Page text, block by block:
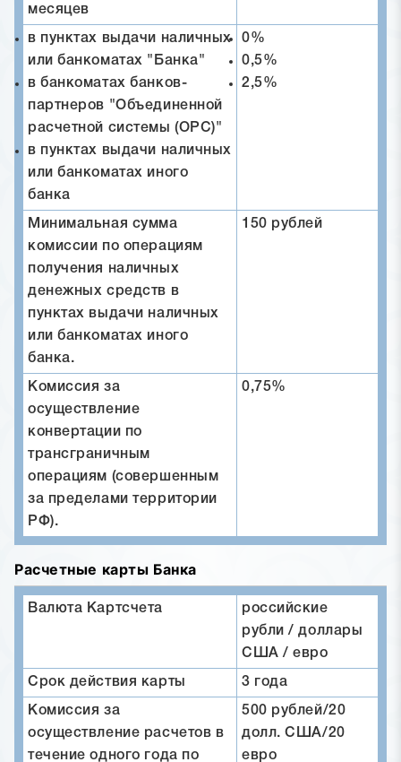
месяцев
в пунктах выдачи наличных
или банкоматах "Банка"
в банкоматах банков-
партнеров "Объединенной
расчетной системы (ОРС)"
в пунктах выдачи наличных
или банкоматах иного
банка
0%
0,5%
2,5%
Минимальная сумма
комиссии по операциям
получения наличных
денежных средств в
пунктах выдачи наличных
или банкоматах иного
банка.
150 рублей
Комиссия за
осуществление
конвертации по
трансграничным
операциям (совершенным
за пределами территории
РФ).
0,75%
Расчетные карты Банка
Валюта Картсчета
российские
рубли / доллары
США / евро
Срок действия карты 3 года
Комиссия за
осуществление расчетов в
течение одного года по
500 рублей/20
долл. США/20
евро